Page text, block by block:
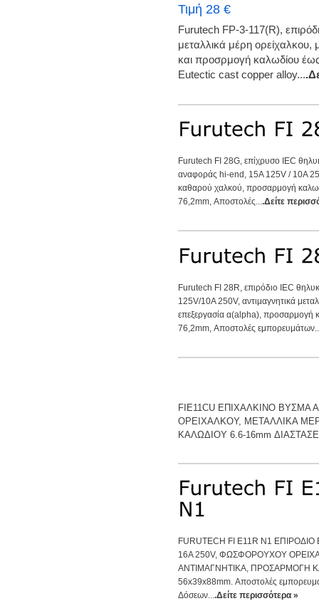
Τιμή 28 €
Furutech FP-3-117(R),
μεταλλικά μέρη
και προσρμογή καλωδίου
Eutectic cast copper alloy...
Furutech FI 28G, επίχρυσο IEC
αναφοράς hi-end, 15A 125V / 10A
καθαρού χαλκού, προσαρμογή
76,2mm, Αποστολές....Δείτε
Furutech FI 28R, επιρόδιο IEC
125V/10A 250V, αντιμαγνητικά
επεξεργασία α(alpha), προσαρμογή
76,2mm, Αποστολές
FIE11CU ΕΠΙΧΑΛΚΙΝΟ ΒΥΣΜΑ
ΟΡΕΙΧΑΛΚΟΥ, ΜΕΤΑΛΛΙΚΑ
ΚΑΛΩΔΙΟΥ 6.6-16mm
FURUTECH FI E11R N1
16A 250V, ΦΩΣΦΟΡΟΥΧΟΥ
ΑΝΤΙΜΑΓΝΗΤΙΚΑ, ΠΡΟΣΑΡΜΟΓΗ
56x39x88mm. Αποστολές
Δόσεων... .Δείτε περισσότερα »